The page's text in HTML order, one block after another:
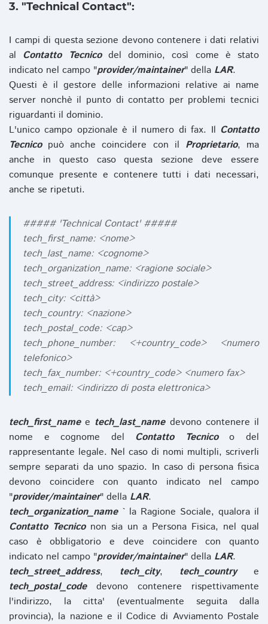
3. "Technical Contact":
I campi di questa sezione devono contenere i dati relativi
al Contatto Tecnicodel dominio, così come è stato
indicato nel campo "provider/maintainer" della LAR.
Questi è il gestore delle informazioni relative ai name
server nonchè il punto di contatto per problemi tecnici
riguardanti il dominio.
L'unico campo opzionale è il numero di fax. Il Contatto
Tecnicopuò anche coincidere con il Proprietario, ma
anche in questo caso questa sezione deve essere
comunque presente e contenere tutti i dati necessari,
anche se ripetuti.
##### 'Technical Contact' #####
tech_first_name: <nome>
tech_last_name: <cognome>
tech_organization_name: <ragione sociale>
tech_street_address: <indirizzo postale>
tech_city: <città>
tech_country: <nazione>
tech_postal_code: <cap>
tech_phone_number: <+country_code> <numero
telefonico>
tech_fax_number: <+country_code> <numero fax>
tech_email: <indirizzo di posta elettronica>
tech_first_namee tech_last_namedevono contenere il
nome e cognome del Contatto Tecnicoo del
rappresentante legale. Nel caso di nomi multipli, scriverli
sempre separati da uno spazio. In caso di persona fisica
devono coincidere con quanto indicato nel campo
"provider/maintainer" della LAR.
tech_organization_name` la Ragione Sociale, qualora il
Contatto Tecniconon sia un a Persona Fisica, nel qual
caso è obbligatorio e deve coincidere con quanto
indicato nel campo "provider/maintainer" della LAR.
tech_street_address, tech_city, tech_countrye
tech_postal_codedevono contenere rispettivamente
l'indirizzo, la citta' (eventualmente seguita dalla
provincia), la nazione e il Codice di Avviamento Postale